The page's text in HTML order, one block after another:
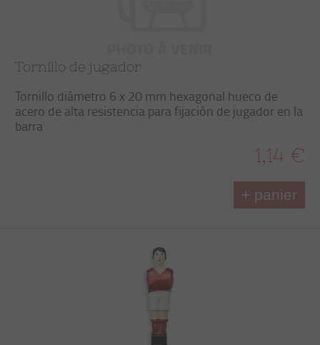
Tornillo de jugador
Tornillo diámetro 6 x 20 mm hexagonal hueco de
acero de alta resistencia para fijación de jugador en la
barra
1,14 €
+ panier